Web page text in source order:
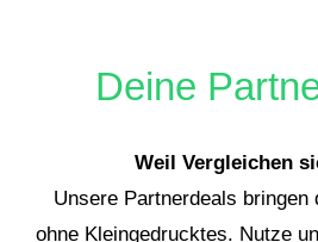
Deine
Weil Vergleichen
Unsere Partnerdeals bringen
ohne Kleingedrucktes. Nutze